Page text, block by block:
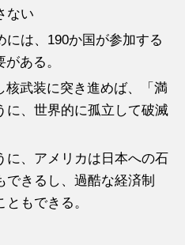
ない
には、190か国が参加する
ある。
核武装に突き進めば、「満
に、世界的に孤立して破滅
に、アメリカは日本への石
できるし、過酷な経済制
もできる。